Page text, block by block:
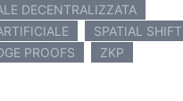
DECENTRALIZZATA
SPATIAL SHIFT
PROOFS
ZKP